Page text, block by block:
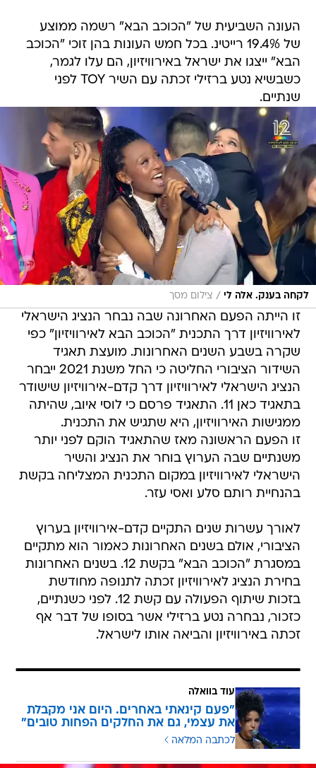
העונה השביעית של "הכוכב הבא" רשמה ממוצע
של 19.4% רייטינ. בכל חמש העונות בהן זוכי "הכוכב
הבא" ייצגו את ישראל באירוויזיון, הם עלו לגמר,
כשבשיא נטע ברזילי זכתה עם השיר TOY לפני
שנתיים.
לקחה בענק. אלה לי / צילום מסך
זו הייתה הפעם האחרונה שבה נבחר הנציג הישראלי
לאירוויזיון דרך התכנית "הכוכב הבא לאירוויזיון" כפי
שקרה בשבע השנים האחרונות. מועצת תאגיד
השידור הציבורי החליטה כי החל משנת 2021 ייבחר
הנציג הישראלי לאירוויזיון דרך קדם-אירוויזיון שישודר
בתאגיד כאן 11. התאגיד פרסם כי לוסי איוב, שהיתה
ממגישות האירוויזיון, היא שתגיש את התכנית.
זו הפעם הראשונה מאז שהתאגיד הוקם לפני יותר
משנתיים שבה הערוץ בוחר את הנציג והשיר
הישראלי לאירוויזיון במקום התכנית המצליחה בקשת
בהנחיית רותם סלע ואסי עזר.
לאורך עשרות שנים התקיים קדם-אירוויזיון בערוץ
הציבורי, אולם בשנים האחרונות כאמור הוא מתקיים
במסגרת "הכוכב הבא" בקשת 12. בשנים האחרונות
בחירת הנציג לאירוויזיון זכתה לתנופה מחודשת
בזכות שיתוף הפעולה עם קשת 12. לפני כשנתיים,
כזכור, נבחרה נטע ברזילי אשר בסופו של דבר אף
זכתה באירוויזיון והביאה אותו לישראל.
עוד בוואלה
"פעם קינאתי באחרים. היום אני מקבלת
את עצמי, גם את החלקים הפחות טובים"
לכתבה המלאה